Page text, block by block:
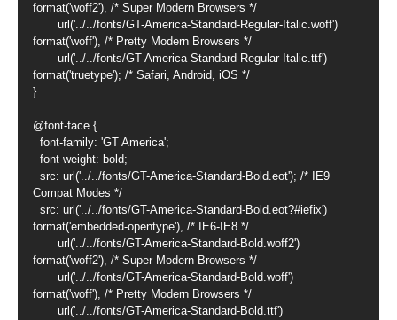
format('woff2'), /* Super Modern Browsers */
format('woff'), /* Pretty Modern Browsers */
format('truetype'); /* Safari, Android, iOS */
}
@font-face {
Compat Modes */
format('embedded-opentype'), /* IE6-IE8 */
format('woff2'), /* Super Modern Browsers */
format('woff'), /* Pretty Modern Browsers */